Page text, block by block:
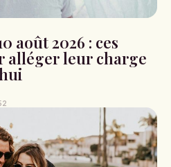
août 2026 : ces
alléger leur charge